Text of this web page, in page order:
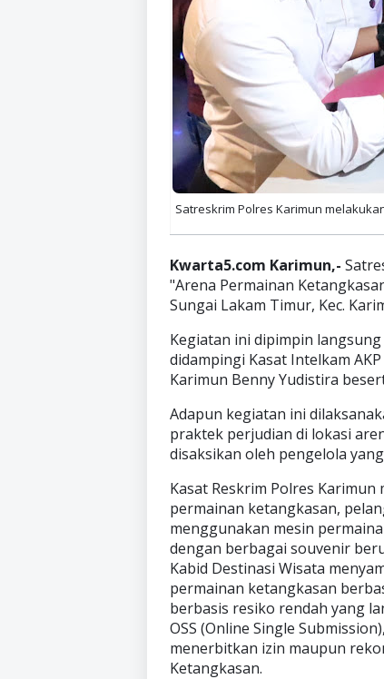
Satreskrim Polres Karimun
Kwarta5.com Karimun,-
"Arena Permainan
Sungai Lakam Timur, Kec.
Kegiatan ini dipimpin langsung
didampingi Kasat Intelkam
Karimun Benny Yudistira
Adapun kegiatan ini
praktek perjudian di lokasi
disaksikan oleh pengelola
Kasat Reskrim Polres
permainan ketangkasan,
menggunakan mesin
dengan berbagai souvenir
Kabid Destinasi Wisata
permainan ketangkasan
berbasis resiko rendah yang
OSS (Online Single
menerbitkan izin maupun
Ketangkasan.